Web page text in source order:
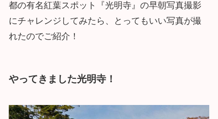
都の有名紅葉スポット『光明寺』の早朝写真撮影
にチャレンジしてみたら、とってもいい写真が撮
れたのでご紹介！
やってきました光明寺！